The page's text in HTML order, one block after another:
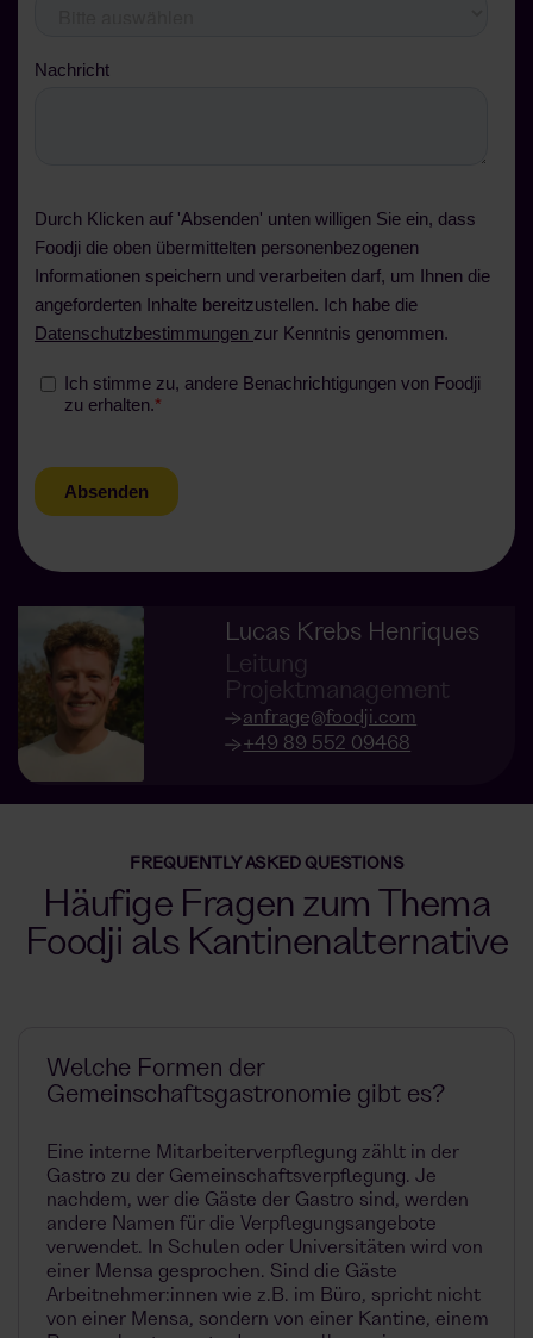
Lucas Krebs Henriques
Leitung
Projektmanagement
anfrage@foodji.com
+49 89 552 09468
FREQUENTLY ASKED QUESTIONS
Häufige Fragen zum Thema
Foodji als Kantinenalternative
Welche Formen der
Gemeinschaftsgastronomie gibt es?
Eine interne Mitarbeiterverpflegung zählt in der
Gastro zu der Gemeinschaftsverpflegung. Je
nachdem, wer die Gäste der Gastro sind, werden
andere Namen für die Verpflegungsangebote
verwendet. In Schulen oder Universitäten wird von
einer Mensa gesprochen. Sind die Gäste
Arbeitnehmer:innen wie z.B. im Büro, spricht nicht
von einer Mensa, sondern von einer Kantine, einem